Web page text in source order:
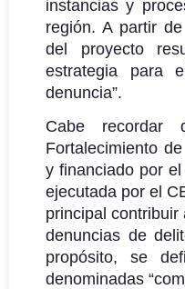
instancias y
región. A partir
del proyecto
estrategia para
denuncia”.
Cabe recordar
Fortalecimiento
y financiado por
ejecutada por el
principal
denuncias de
propósito, se
denominadas